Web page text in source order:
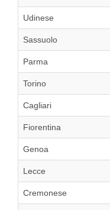
Udinese
Sassuolo
Parma
Torino
Cagliari
Fiorentina
Genoa
Lecce
Cremonese